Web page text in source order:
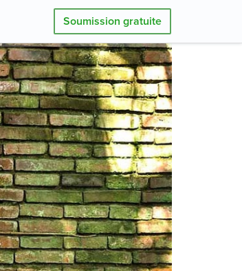
Soumission gratuite